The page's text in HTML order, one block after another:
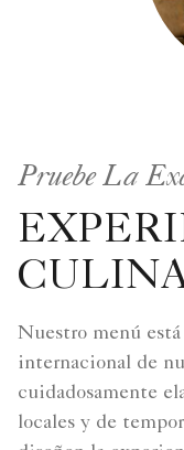
Pruebe La
Nuestro menú
internacional de
cuidadosamente
locales y de